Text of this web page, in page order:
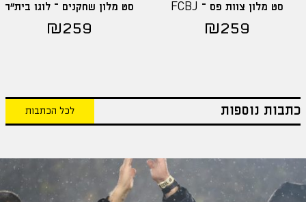
סט מלון צוות פס – FCBJ
₪259
סט מלון שחקנים – לוגו בית"ר
₪259
כתבות נוספות לכל הכתבות